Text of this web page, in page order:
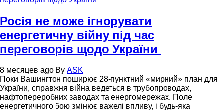
Росія не може ігнорувати
енергетичну війну під час
переговорів щодо України
8 месяцев ago By ASK
Поки Вашингтон поширює 28-пунктний «мирний» план для
України, справжня війна ведеться в трубопроводах,
нафтопереробних заводах та енергомережах. Поле
енергетичного бою змінює важелі впливу, і будь-яка